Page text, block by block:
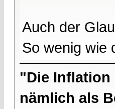
Auch der
So wenig wie
"Die Inflation
nämlich als